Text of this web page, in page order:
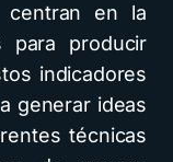
centran en la
para producir
indicadores
generar ideas
técnicas